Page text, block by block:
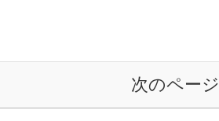
次のページ